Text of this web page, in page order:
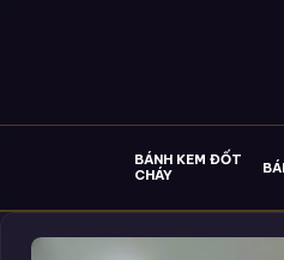
BÁNH KEM ĐỐT
CHÁY